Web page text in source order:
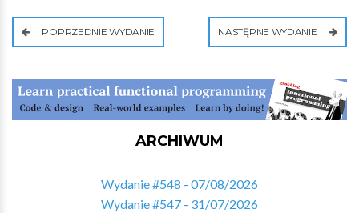
POPRZEDNIE WYDANIE NASTĘPNE WYDANIE
ARCHIWUM
Wydanie #548 - 07/08/2026
Wydanie #547 - 31/07/2026